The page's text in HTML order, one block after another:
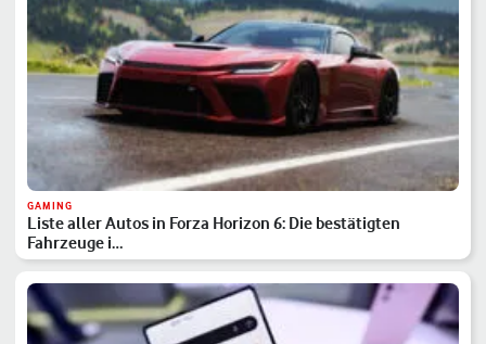
GAMING
Liste aller Autos in Forza Horizon 6: Die bestätigten
Fahrzeuge i…